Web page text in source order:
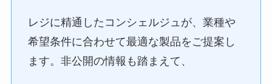
レジに精通したコンシェルジュが、業種や
希望条件に合わせて最適な製品をご提案し
ます。非公開の情報も踏まえて、